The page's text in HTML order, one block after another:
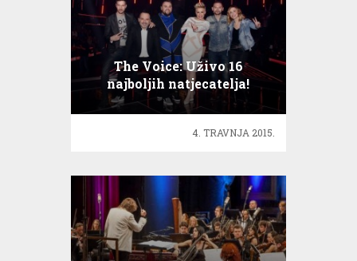
The Voice: Uživo 16
najboljih natjecatelja!
4. TRAVNJA 2015.